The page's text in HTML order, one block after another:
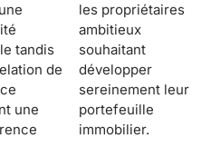
immobilier.